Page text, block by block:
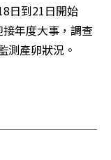
日到21日開始
接年度大事，調查
測產卵狀況。